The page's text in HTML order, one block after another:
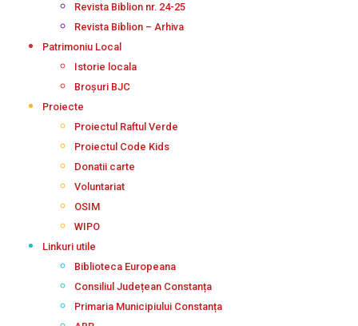
Revista Biblion nr. 24-25
Revista Biblion – Arhiva
Patrimoniu Local
Istorie locala
Broșuri BJC
Proiecte
Proiectul Raftul Verde
Proiectul Code Kids
Donatii carte
Voluntariat
OSIM
WIPO
Linkuri utile
Biblioteca Europeana
Consiliul Județean Constanța
Primaria Municipiului Constanța